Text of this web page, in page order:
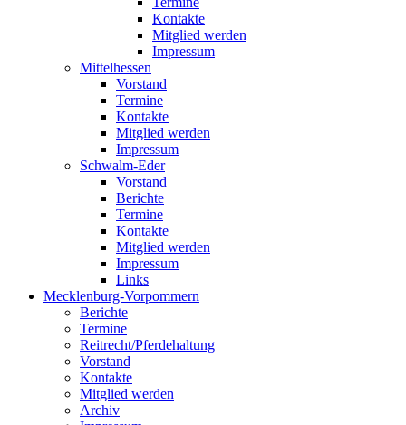
Kontakte
Mitglied werden
Impressum
Mittelhessen
Vorstand
Termine
Kontakte
Mitglied werden
Impressum
Schwalm-Eder
Vorstand
Berichte
Termine
Kontakte
Mitglied werden
Impressum
Links
Mecklenburg-Vorpommern
Berichte
Termine
Reitrecht/Pferdehaltung
Vorstand
Kontakte
Mitglied werden
Archiv